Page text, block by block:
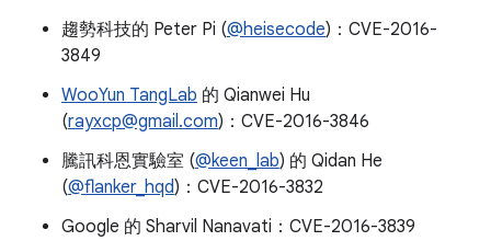
趨勢科技的 Peter Pi (@heisecode)：CVE-2016-
3849
WooYun TangLab 的 Qianwei Hu
(rayxcp@gmail.com)：CVE-2016-3846
騰訊科恩實驗室 (@keen_lab) 的 Qidan He
(@flanker_hqd)：CVE-2016-3832
Google 的 Sharvil Nanavati：CVE-2016-3839